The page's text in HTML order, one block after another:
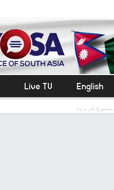
English
Live TV
کر دیا